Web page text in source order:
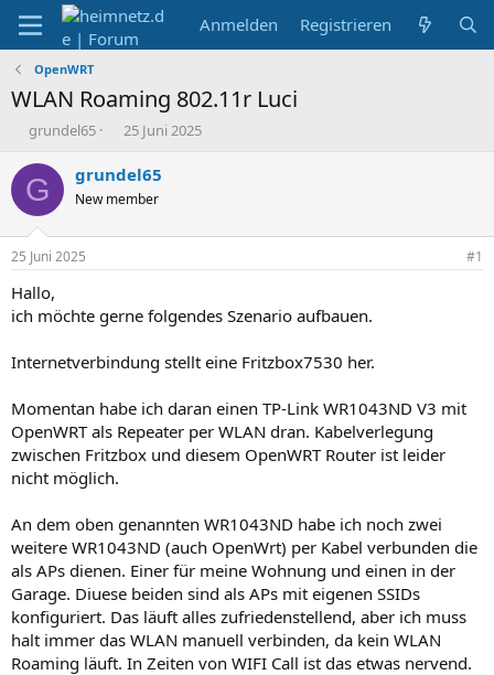
Anmelden Registrieren
OpenWRT
WLAN Roaming 802.11r Luci
E
s
t
e
r
grundel65
E
s
e
t
25 Juni 2025
G grundel65
New member
25 Juni 2025 #1
Hallo,
ich möchte gerne folgendes Szenario aufbauen.
Internetverbindung stellt eine Fritzbox7530 her.
Momentan habe ich daran einen TP-Link WR1043ND V3 mit
OpenWRT als Repeater per WLAN dran. Kabelverlegung
zwischen Fritzbox und diesem OpenWRT Router ist leider
nicht möglich.
An dem oben genannten WR1043ND habe ich noch zwei
weitere WR1043ND (auch OpenWrt) per Kabel verbunden die
als APs dienen. Einer für meine Wohnung und einen in der
Garage. Diuese beiden sind als APs mit eigenen SSIDs
konfiguriert. Das läuft alles zufriedenstellend, aber ich muss
halt immer das WLAN manuell verbinden, da kein WLAN
Roaming läuft. In Zeiten von WIFI Call ist das etwas nervend.